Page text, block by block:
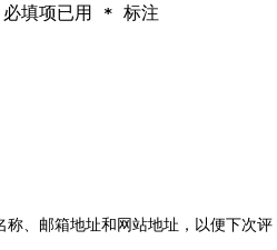
必填项已用 * 标注
称、邮箱地址和网站地址，以便下次评